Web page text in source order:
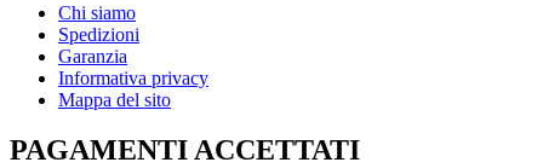
Chi siamo
Spedizioni
Garanzia
Informativa privacy
Mappa del sito
PAGAMENTI ACCETTATI